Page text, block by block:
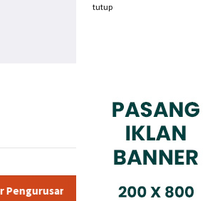
tutup
Dianggap Tidak Profesional, PT. Rajeg